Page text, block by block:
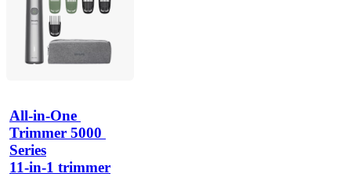
All-in-One
Trimmer 5000
Series
11-in-1 trimmer